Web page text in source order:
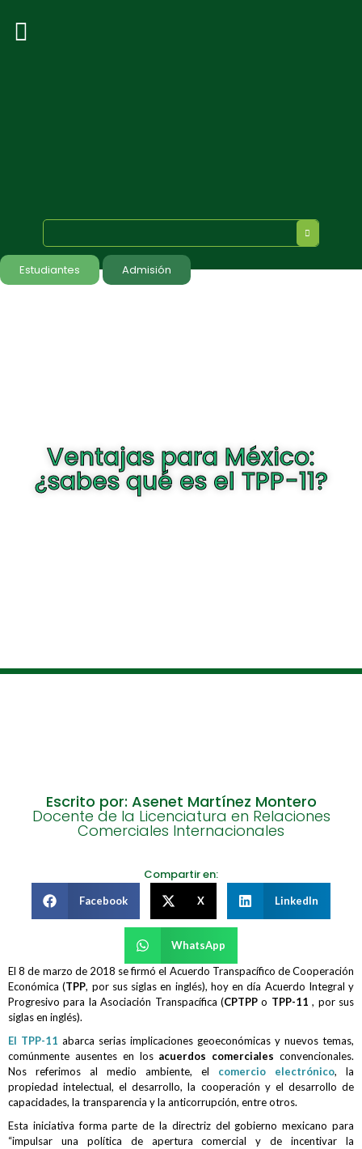
Estudiantes Admisión
Ventajas para México:
¿sabes qué es el TPP-11?
Escrito por: Asenet Martínez Montero
Docente de la Licenciatura en Relaciones
Comerciales Internacionales
Compartir en:
Facebook X LinkedIn
WhatsApp
El 8 de marzo de 2018 se firmó el Acuerdo Transpacífico de Cooperación
Económica (TPP, por sus siglas en inglés), hoy en día Acuerdo Integral y
Progresivo para la Asociación Transpacífica (CPTPPo TPP-11, por sus
siglas en inglés).
El TPP-11 abarca serias implicaciones geoeconómicas y nuevos temas,
comúnmente ausentes en los acuerdos comerciales convencionales.
Nos referimos al medio ambiente, el comercio electrónico, la
propiedad intelectual, el desarrollo, la cooperación y el desarrollo de
capacidades, la transparencia y la anticorrupción, entre otros.
Esta iniciativa forma parte de la directriz del gobierno mexicano para
“impulsar una política de apertura comercial y de incentivar la